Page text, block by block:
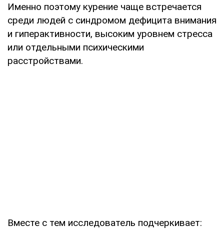
Именно поэтому курение чаще встречается
среди людей с синдромом дефицита внимания
и гиперактивности, высоким уровнем стресса
или отдельными психическими
расстройствами.
Вместе с тем исследователь подчеркивает: